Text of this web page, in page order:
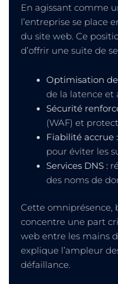
En agissant comme
l’entreprise se place
du site web. Ce
d’offrir une suite de
Optimisation
de la latence et
Sécurité
(WAF) et
Fiabilité accrue :
pour éviter les
Services DNS :
des noms de
Cette omniprésence,
concentre une part
web entre les mains
explique l’ampleur
défaillance.